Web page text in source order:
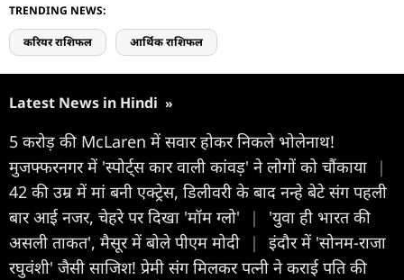
TRENDING NEWS:
करियर राशिफल आर्थिक राशिफल
Latest News in Hindi »
5 करोड़ की McLaren में सवार होकर निकले भोलेनाथ!
मुजफ्फरनगर में 'स्पोर्ट्स कार वाली कांवड़' ने लोगों को चौंकाया
|
42 की उम्र में मां बनी एक्ट्रेस, डिलीवरी के बाद नन्हे बेटे संग पहली
बार आई नजर, चेहरे पर दिखा 'मॉम ग्लो'
|
'युवा ही भारत की
असली ताकत', मैसूर में बोले पीएम मोदी
|
इंदौर में 'सोनम-राजा
रघुवंशी' जैसी साजिश! प्रेमी संग मिलकर पत्नी ने कराई पति की